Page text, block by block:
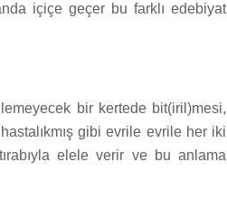
içiçe geçer bu farklı edebiyat
bir kertede bit(iril)mesi,
gibi evrile evrile her iki
elele verir ve bu anlama